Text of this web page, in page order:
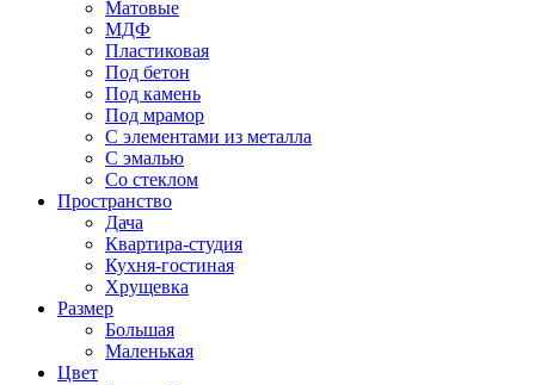
Матовые
МДФ
Пластиковая
Под бетон
Под камень
Под мрамор
С элементами из металла
С эмалью
Со стеклом
Пространство
Дача
Квартира-студия
Кухня-гостиная
Хрущевка
Размер
Большая
Маленькая
Цвет